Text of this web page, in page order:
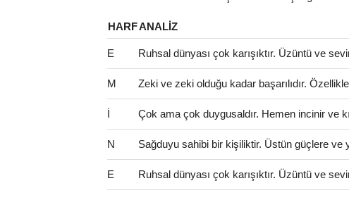
HARFANALIZ
E Ruhsal dünyası çok karışıktır. Üzüntü ve
M Zeki ve zeki olduğu kadar başarılıdır.
İ Çok ama çok duygusaldır. Hemen incinir ve
N Sağduyu sahibi bir kişiliktir. Üstün güçlere
E Ruhsal dünyası çok karışıktır. Üzüntü ve